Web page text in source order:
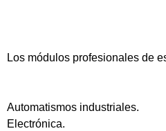
Los módulos profesionales de
Automatismos industriales.
Electrónica.